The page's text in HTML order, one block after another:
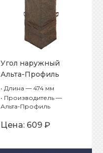
Угол наружный
Альта-Профиль
Гранит Альпийский
• Длина — 474 мм
• Производитель —
Альта-Профиль
Цена: 609 ₽